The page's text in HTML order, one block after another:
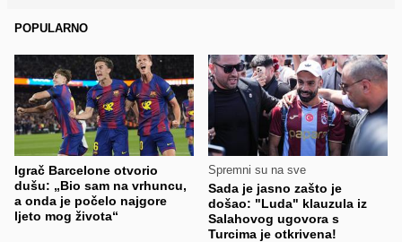
POPULARNO
Igrač Barcelone otvorio
dušu: „Bio sam na vrhuncu,
a onda je počelo najgore
ljeto mog života“
Spremni su na sve
Sada je jasno zašto je
došao: "Luda" klauzula iz
Salahovog ugovora s
Turcima je otkrivena!